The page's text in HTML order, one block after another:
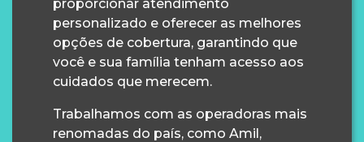
proporcionar atendimento
personalizado e oferecer as melhores
opções de cobertura, garantindo que
você e sua família tenham acesso aos
cuidados que merecem.
Trabalhamos com as operadoras mais
renomadas do país, como Amil,